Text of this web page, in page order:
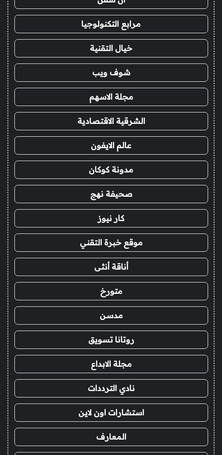
مرابع التكنولوجيا
خيال التقنية
شوف ويب
مجلة الاسهم
الشرقية الاقتصادية
عالم الايفون
مدونة كوكان
صحيفة نهج
كار نيوز
موقع خبرة التقني
أناقة أنثى
متورخ
مدسن
روتانا تسويق
مجلة الابداع
نادي الترددات
استشارات اون لاين
المعارف